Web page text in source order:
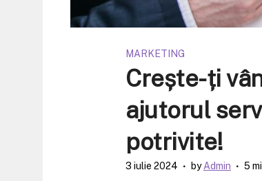
MARKETING
Crește-ți
ajutorul
potrivite!
3 iulie 2024 byAdmin 5